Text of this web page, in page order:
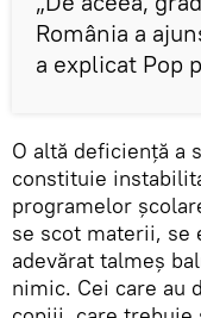
România a
a explicat Pop
O altă deficienţă a
constituie
programelor
se scot materii, se
adevărat talmeş
nimic. Cei care au